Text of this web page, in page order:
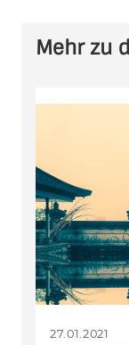
Mehr zu
27.01.2021